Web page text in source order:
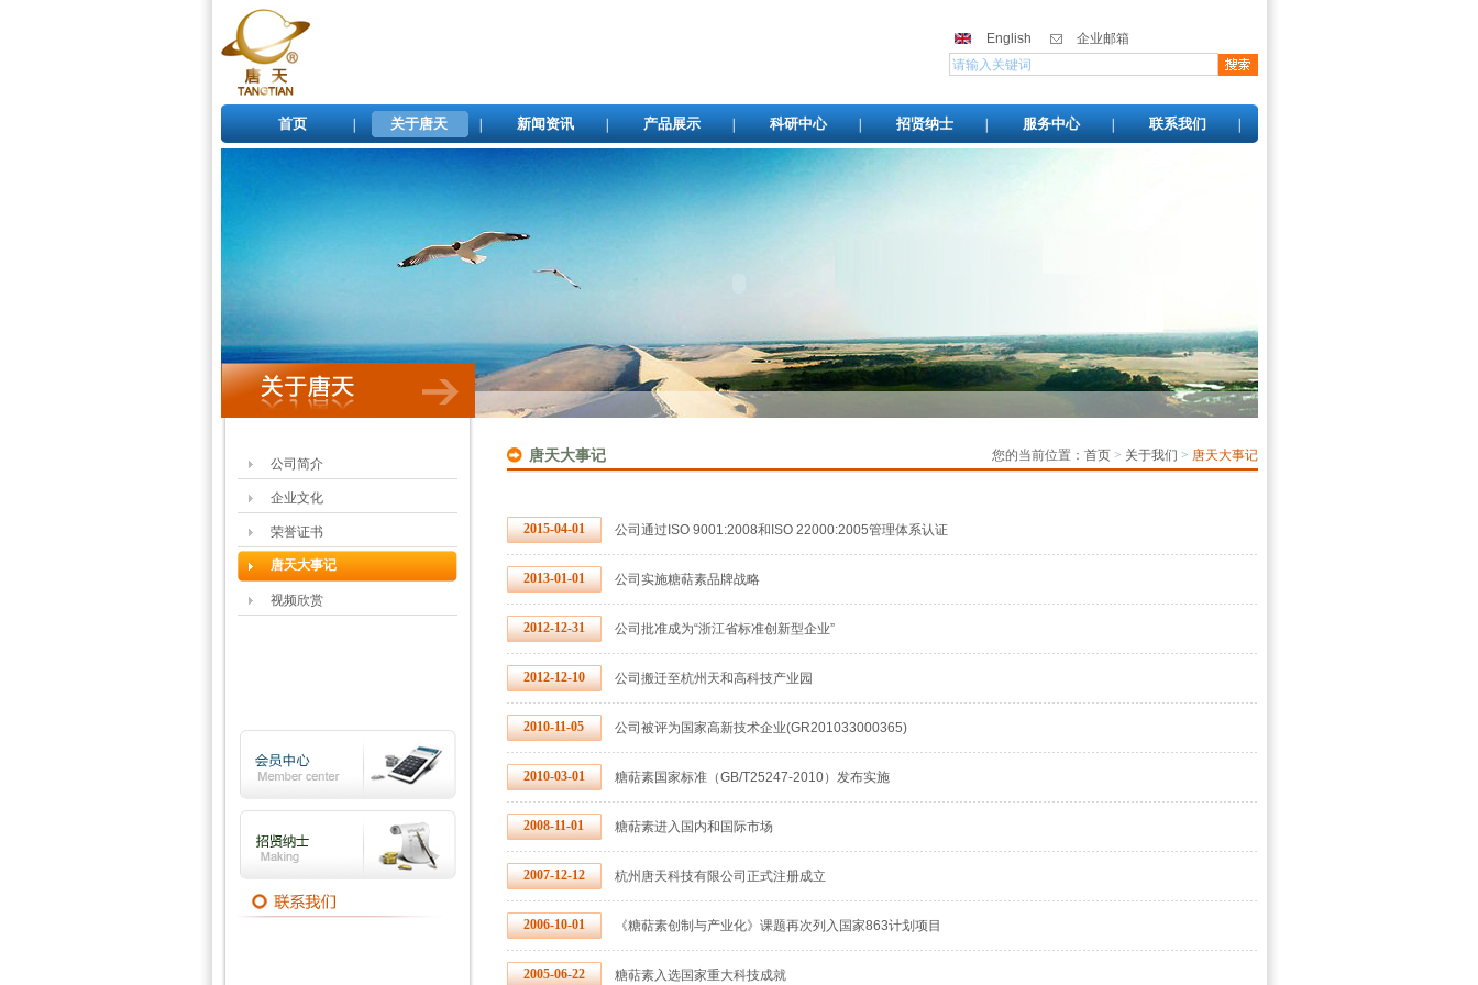
English 企业邮箱
首页 关于唐天 新闻资讯 产品展示 科研中心 招贤纳士 服务中心 联系我们
公司简介
企业文化
荣誉证书
唐天大事记
视频欣赏
唐天大事记 您的当前位置： 首页 > 关于我们 > 唐天大事记
2015-04-01 公司通过ISO 9001:2008和ISO 22000:2005管理体系认证
2013-01-01 公司实施糖萜素品牌战略
2012-12-31 公司批准成为“浙江省标准创新型企业”
2012-12-10 公司搬迁至杭州天和高科技产业园
2010-11-05 公司被评为国家高新技术企业(GR201033000365)
2010-03-01 糖萜素国家标准（GB/T25247-2010）发布实施
2008-11-01 糖萜素进入国内和国际市场
2007-12-12 杭州唐天科技有限公司正式注册成立
2006-10-01 《糖萜素创制与产业化》课题再次列入国家863计划项目
2005-06-22 糖萜素入选国家重大科技成就